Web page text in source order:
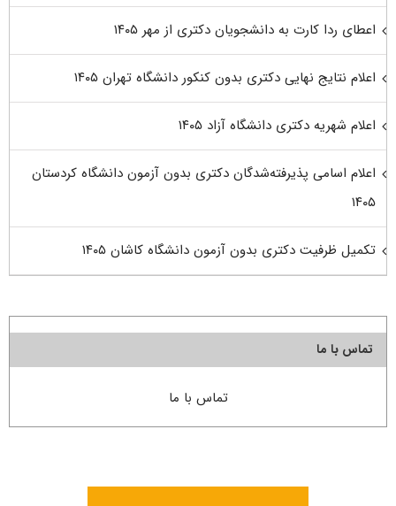
اعطای ردا کارت به دانشجویان دکتری از مهر ۱۴۰۵
اعلام نتایج نهایی دکتری بدون کنکور دانشگاه تهران ۱۴۰۵
اعلام شهریه دکتری دانشگاه آزاد ۱۴۰۵
اعلام اسامی پذیرفته‌شدگان دکتری بدون آزمون دانشگاه کردستان
۱۴۰۵
تکمیل ظرفیت دکتری بدون آزمون دانشگاه کاشان ۱۴۰۵
تماس با ما
تماس با ما